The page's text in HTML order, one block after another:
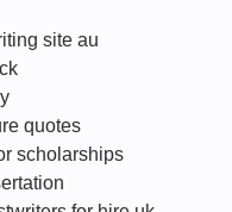
site au
quotes
scholarships